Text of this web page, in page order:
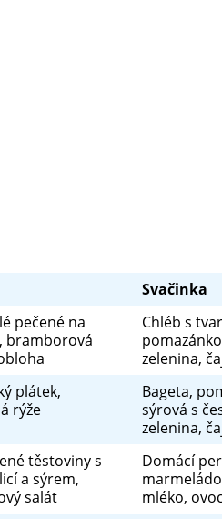
Svačinka
pečené na
bramborová
Chléb s
zelenina,
plátek,
rýže
Bageta,
sýrová s
zelenina,
těstoviny s
a sýrem,
salát
Domácí
mléko,